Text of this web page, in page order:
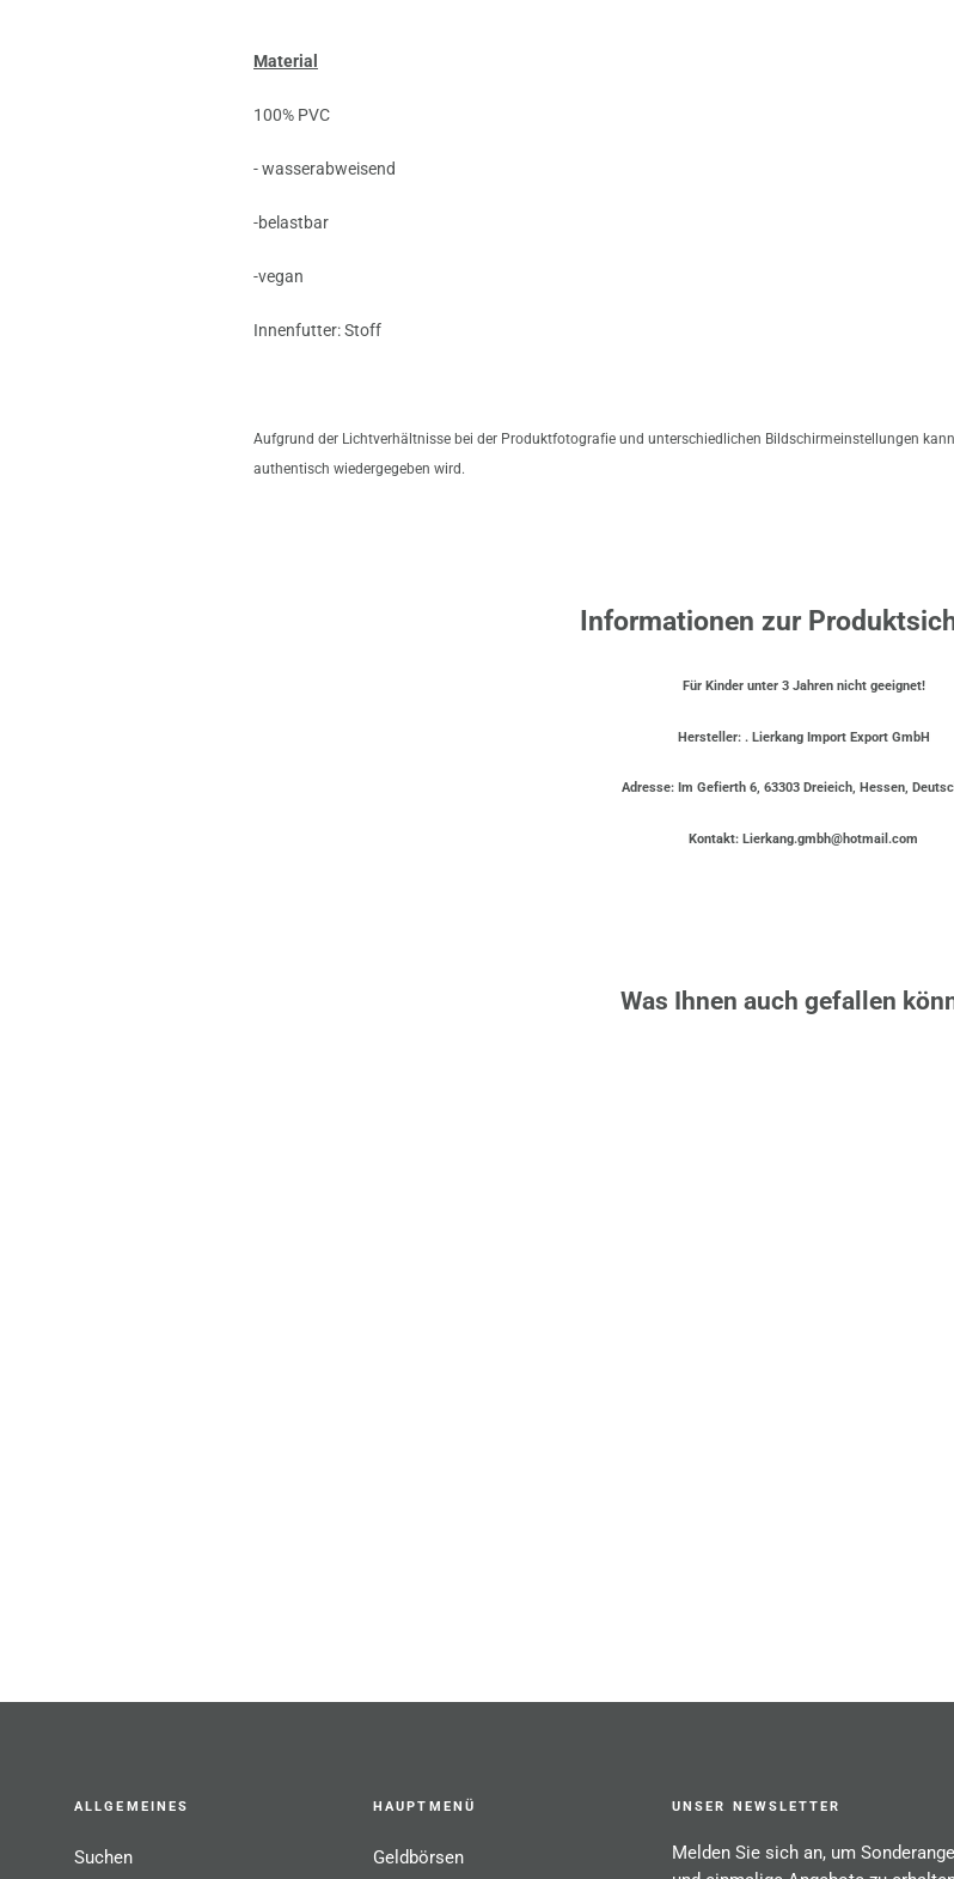
Material
100% PVC
- wasserabweisend
-belastbar
-vegan
Innenfutter: Stoff
Aufgrund der Lichtverhältnisse bei der Produktfotografie und unterschiedlichen Bildschirmeinstellungen
authentisch wiedergegeben wird.
Informationen zur
Für Kinder unter 3 Jahren nicht geeignet!
Hersteller: . Lierkang Import Export GmbH
Adresse: Im Gefierth 6, 63303 Dreieich, Hessen,
Kontakt: Lierkang.gmbh@hotmail.com
Was Ihnen auch gefallen
ALLGEMEINES
Suchen
HAUPTMENÜ
Geldbörsen
UNSER NEWSLETTER
Melden Sie sich an, um